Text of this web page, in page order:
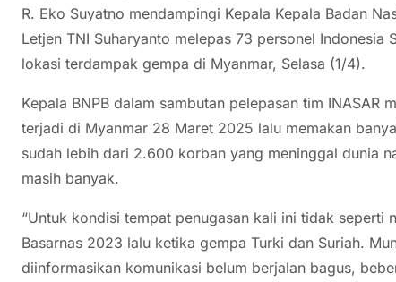
R. Eko Suyatno mendampingi Kepala Kepala Badan
Letjen TNI Suharyanto melepas 73 personel Indonesia
lokasi terdampak gempa di Myanmar, Selasa (1/4).
Kepala BNPB dalam sambutan pelepasan tim INASAR
terjadi di Myanmar 28 Maret 2025 lalu memakan
sudah lebih dari 2.600 korban yang meninggal dunia
masih banyak.
“Untuk kondisi tempat penugasan kali ini tidak seperti
Basarnas 2023 lalu ketika gempa Turki dan Suriah.
diinformasikan komunikasi belum berjalan bagus,